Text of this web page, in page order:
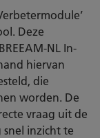
Deze
NL In-
hiervan
die
worden. De
vraag uit de
inzicht te